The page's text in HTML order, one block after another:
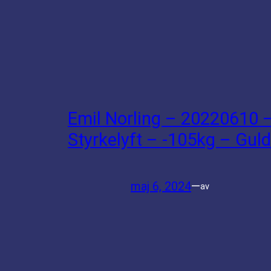
Emil Norling – 20220610
Styrkelyft – -105kg – Guld
maj 6, 2024—av